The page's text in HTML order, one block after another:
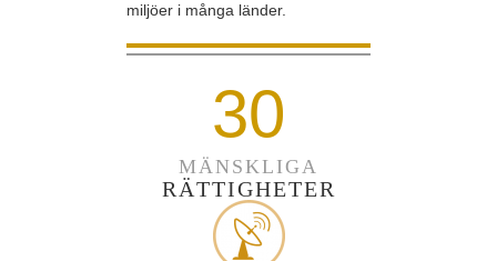
miljöer i många länder.
30
MÄNSKLIGA
RÄTTIGHETER